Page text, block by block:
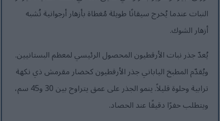
النبات عندما يُخرج سيقانًا طويلة مُغطاة بأزهار أرجوانية تُشبه
أزهار الشوك.
يُعدّ جذر نبات الأرقطيون المحصول الرئيسي لمعظم البستانيين.
ويُقدّم المطبخ الياباني جذر الأرقطيون كخضار مقرمش ذي نكهة
ترابية وحلوة قليلاً. ينمو الجذر على عمق يتراوح بين 30 و45 سم،
ويتطلب حفرًا دقيقًا عند الحصاد.